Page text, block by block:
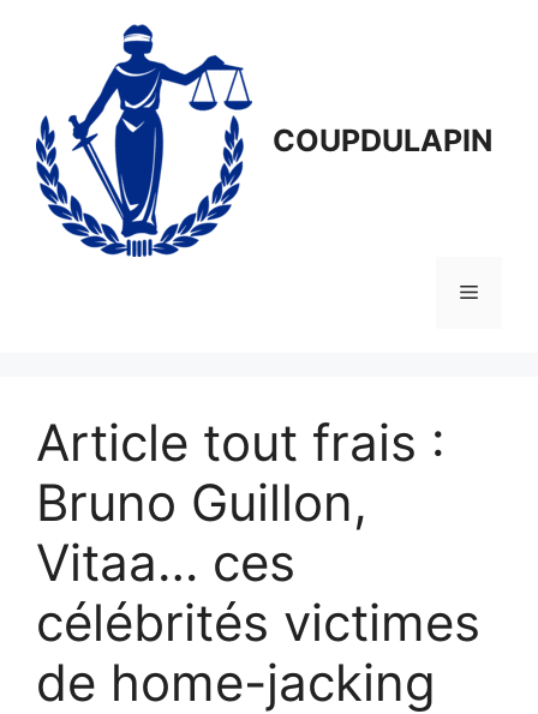
COUPDULAPIN
Menu
Article tout frais :
Bruno Guillon,
Vitaa… ces
célébrités victimes
de home-jacking